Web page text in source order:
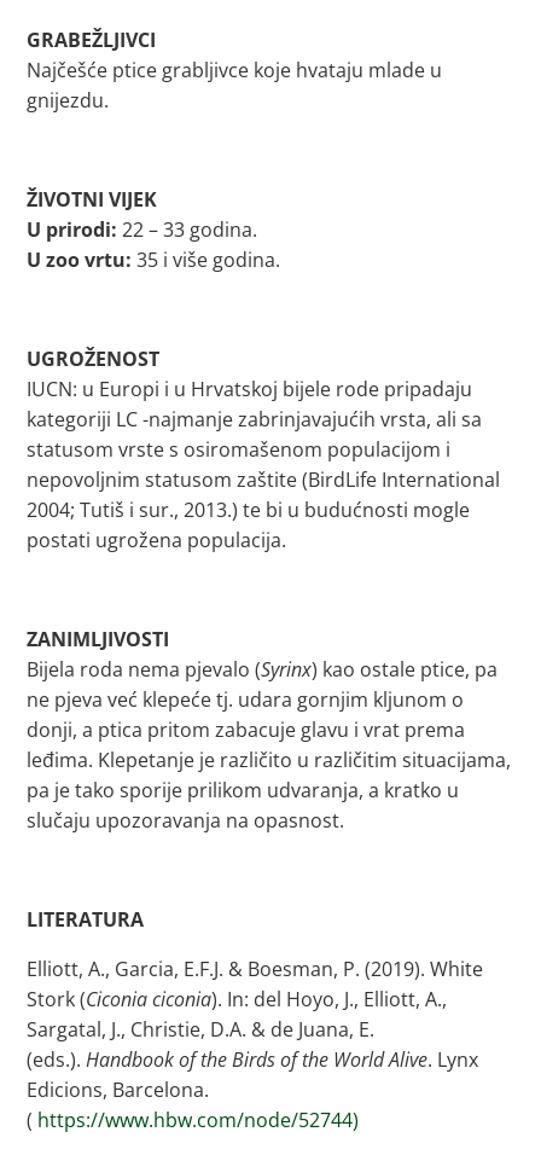
GRABEŽLJIVCI
Najčešće ptice grabljivce koje hvataju mlade u
gnijezdu.
ŽIVOTNI VIJEK
U prirodi: 22 – 33 godina.
U zoo vrtu: 35 i više godina.
UGROŽENOST
IUCN: u Europi i u Hrvatskoj bijele rode pripadaju
kategoriji LC -najmanje zabrinjavajućih vrsta, ali sa
statusom vrste s osiromašenom populacijom i
nepovoljnim statusom zaštite (BirdLife International
2004; Tutiš i sur., 2013.) te bi u budućnosti mogle
postati ugrožena populacija.
ZANIMLJIVOSTI
Bijela roda nema pjevalo (Syrinx) kao ostale ptice, pa
ne pjeva već klepeće tj. udara gornjim kljunom o
donji, a ptica pritom zabacuje glavu i vrat prema
leđima. Klepetanje je različito u različitim situacijama,
pa je tako sporije prilikom udvaranja, a kratko u
slučaju upozoravanja na opasnost.
LITERATURA
Elliott, A., Garcia, E.F.J. & Boesman, P. (2019). White
Stork (Ciconia ciconia). In: del Hoyo, J., Elliott, A.,
Sargatal, J., Christie, D.A. & de Juana, E.
(eds.).Handbook of the Birds of the World Alive. Lynx
Edicions, Barcelona.
( https://www.hbw.com/node/52744)